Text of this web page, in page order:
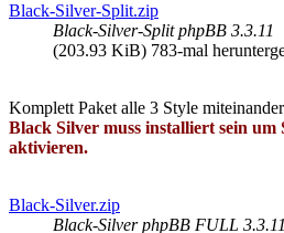
Black-Silver-Split.zip
Black-Silver-Split phpBB 3.3.11
(203.93 KiB) 783-mal
Komplett Paket alle 3 Style
Black Silver muss installiert sein um
aktivieren.
Black-Silver.zip
Black-Silver phpBB FULL 3.3.11